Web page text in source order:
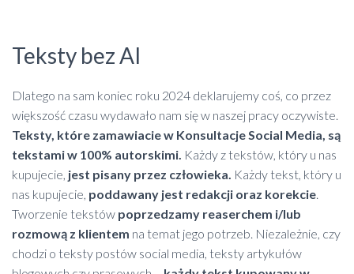
Teksty bez AI
Dlatego na sam koniec roku 2024 deklarujemy coś, co przez
większość czasu wydawało nam się w naszej pracy oczywiste.
Teksty, które zamawiacie w Konsultacje Social Media, są
tekstami w 100% autorskimi. Każdy z tekstów, który u nas
kupujecie, jest pisany przez człowieka. Każdy tekst, który u
nas kupujecie, poddawany jest redakcji oraz korekcie.
Tworzenie tekstów poprzedzamy reaserchem i/lub
rozmową z klientem na temat jego potrzeb. Niezależnie, czy
chodzi o teksty postów social media, teksty artykułów